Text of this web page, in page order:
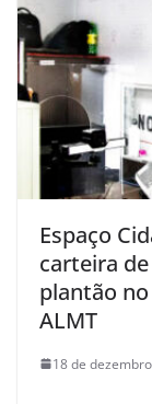
Espaço
carteira
plantão
ALMT
18 de